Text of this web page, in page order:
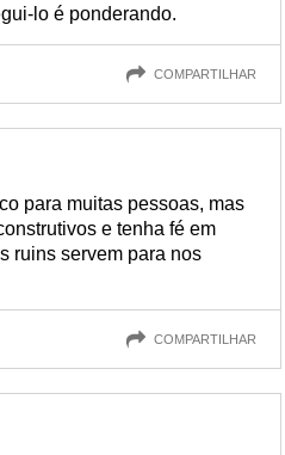
lo é ponderando.
COMPARTILHAR
para muitas pessoas, mas
e tenha fé em
ruins servem para nos
COMPARTILHAR